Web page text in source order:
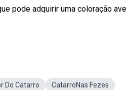
pode adquirir uma coloração
Do Catarro
CatarroNas Fezes